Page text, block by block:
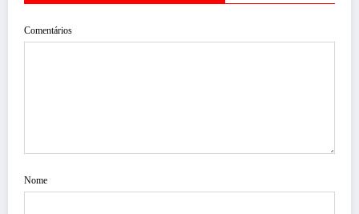
Comentários
Nome